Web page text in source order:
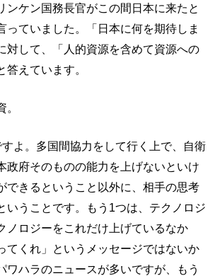
ンケン国務長官がこの間日本に来たと
っていました。「日本に何を期待しま
対して、「人的資源を含めて資源への
えています。
よ。多国間協力をして行く上で、自衛
政府そのものの能力を上げないといけ
できるということ以外に、相手の思考
いうことです。もう1つは、テクノロジ
ノロジーをこれだけ上げているなか
てくれ」というメッセージではないか
ワハラのニュースが多いですが、もう